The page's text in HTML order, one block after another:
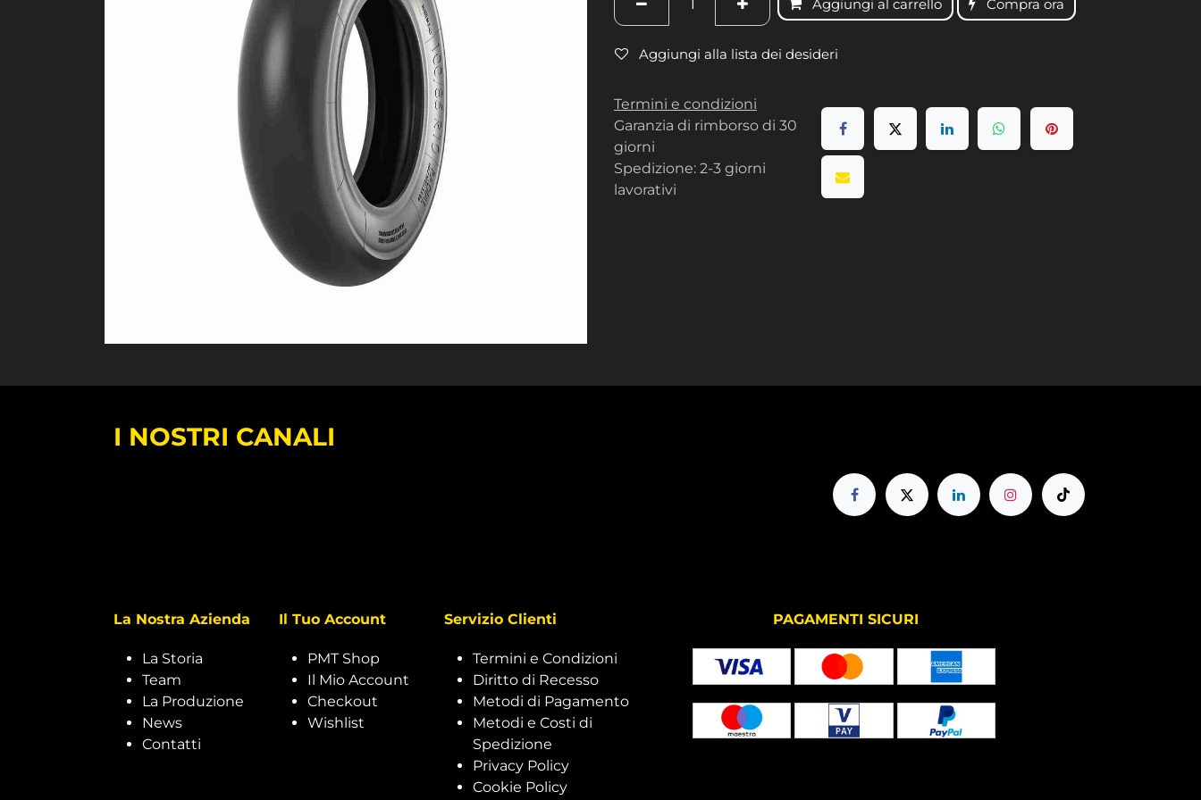
Aggiungi al carrello Compra ora
Aggiungi alla lista dei desideri
Termini e condizioni
Garanzia di rimborso di 30
giorni
Spedizione: 2-3 giorni
lavorativi
I NOSTRI CANALI
La Nostra Azienda
La Storia
Team
La Produzione
News
Contatti
Il Tuo Account
PMT Shop
Il Mio Account
Checkout
Wishlist
Servizio Clienti
Termini e Condizioni
Diritto di Recesso
Metodi di Pagamento
Metodi e Costi di
Spedizione
Privacy Policy
Cookie Policy
PAGAMENTI SICURI